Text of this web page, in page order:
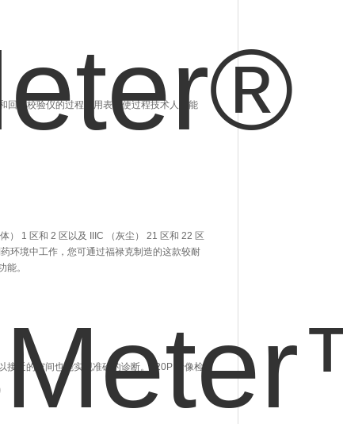
回路校验仪的过程多用表，使过程技术人员能
） 1 区和 2 区以及 IIIC （灰尘） 21 区和 22 区
环境中工作，您可通过福禄克制造的这款较耐
能。
接近的空间也能实现准确的诊断。720P 录像检